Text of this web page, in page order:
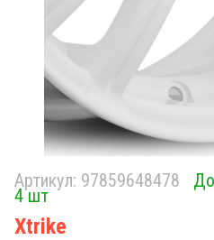
Артикул: 97859648478
4 шт
Xtrike